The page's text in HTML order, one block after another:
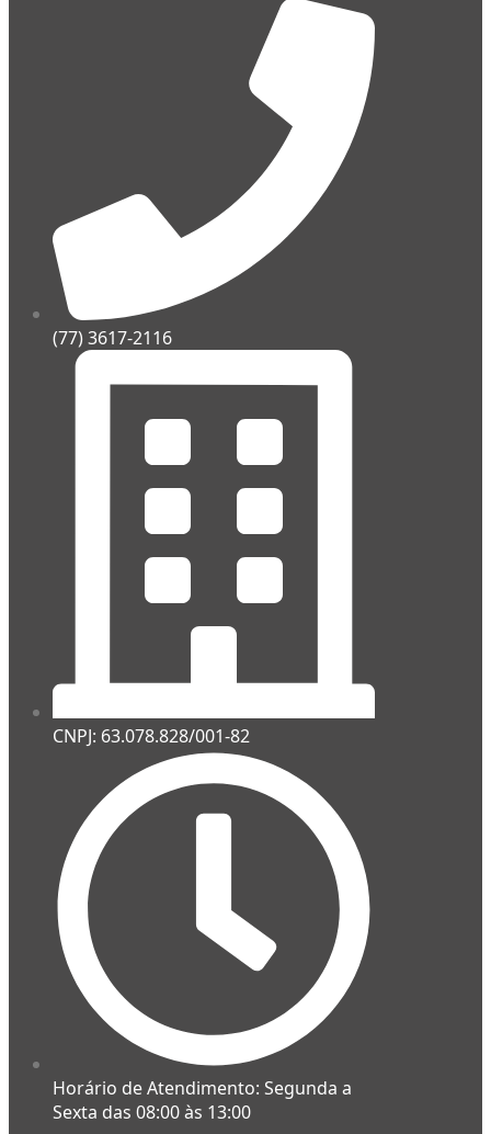
(77) 3617-2116
CNPJ: 63.078.828/001-82
Horário de Atendimento: Segunda a
Sexta das 08:00 às 13:00